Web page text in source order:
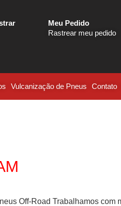
Meu Pedido
Rastrear meu pedido
Vulcanização de Pneus Contato
Off-Road Trabalhamos com